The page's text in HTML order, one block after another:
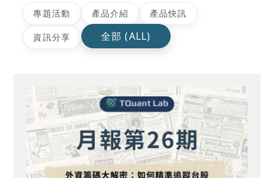
專題活動 產品介紹 產品快訊
資訊分享 全部 (ALL)